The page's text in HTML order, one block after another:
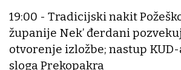
19:00 - Tradicijski nakit
županije Nek’ đerdani
otvorenje izložbe; nastup
sloga Prekopakra